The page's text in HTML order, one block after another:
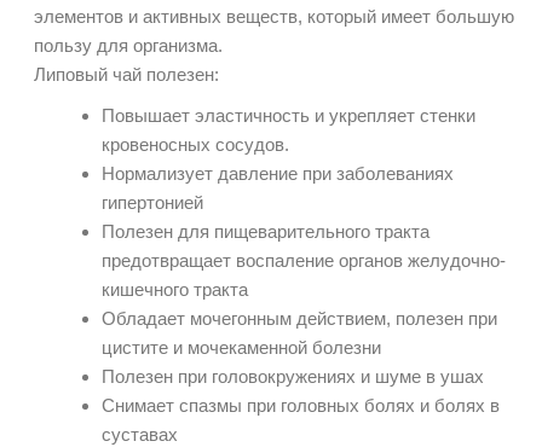
элементов и активных веществ, который имеет большую
пользу для организма.
Липовый чай полезен:
Повышает эластичность и укрепляет стенки
кровеносных сосудов.
Нормализует давление при заболеваниях
гипертонией
Полезен для пищеварительного тракта
предотвращает воспаление органов желудочно-
кишечного тракта
Обладает мочегонным действием, полезен при
цистите и мочекаменной болезни
Полезен при головокружениях и шуме в ушах
Снимает спазмы при головных болях и болях в
суставах